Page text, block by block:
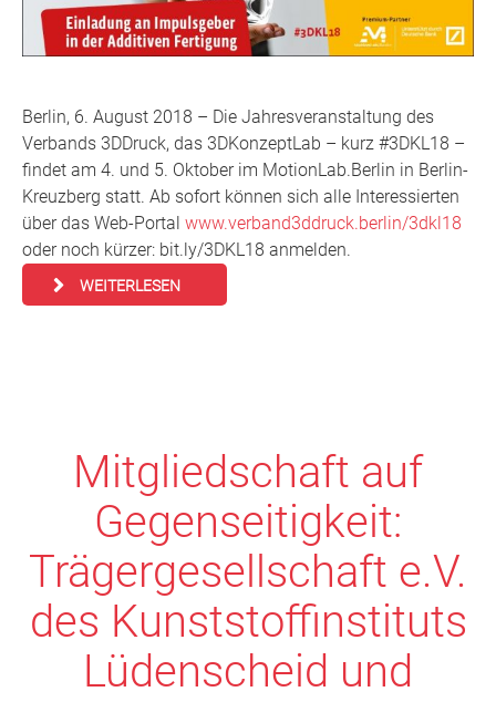
Berlin, 6. August 2018 – Die Jahresveranstaltung des
Verbands 3DDruck, das 3DKonzeptLab – kurz #3DKL18 –
findet am 4. und 5. Oktober im MotionLab.Berlin in Berlin-
Kreuzberg statt. Ab sofort können sich alle Interessierten
über das Web-Portal www.verband3ddruck.berlin/3dkl18
oder noch kürzer: bit.ly/3DKL18 anmelden.
WEITERLESEN
Mitgliedschaft auf
Gegenseitigkeit:
Trägergesellschaft e.V.
des Kunststoffinstituts
Lüdenscheid und